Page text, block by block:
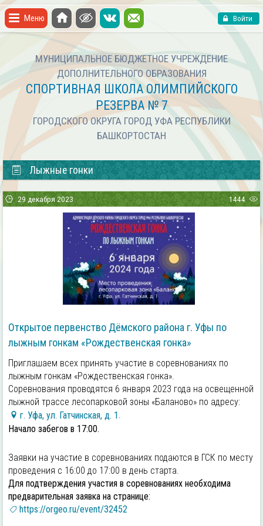
Меню Войти
МУНИЦИПАЛЬНОЕ БЮДЖЕТНОЕ УЧРЕЖДЕНИЕ
ДОПОЛНИТЕЛЬНОГО ОБРАЗОВАНИЯ
СПОРТИВНАЯ ШКОЛА ОЛИМПИЙСКОГО
РЕЗЕРВА № 7
ГОРОДСКОГО ОКРУГА ГОРОД УФА РЕСПУБЛИКИ
БАШКОРТОСТАН
Лыжные гонки
29 декабря 2023 1444
Открытое первенство Дёмского района г. Уфы по
лыжным гонкам «Рождественская гонка»
Приглашаем всех принять участие в соревнованиях по
лыжным гонкам «Рождественская гонка».
Соревнования проводятся 6 января 2023 года на освещенной
лыжной трассе лесопарковой зоны «Баланово» по адресу:
г. Уфа, ул. Гатчинская, д. 1.
Начало забегов в 17:00.
Заявки на участие в соревнованиях подаются в ГСК по месту
проведения с 16:00 до 17:00 в день старта.
Для подтверждения участия в соревнованиях необходима
предварительная заявка на cтранице:
https://orgeo.ru/event/32452